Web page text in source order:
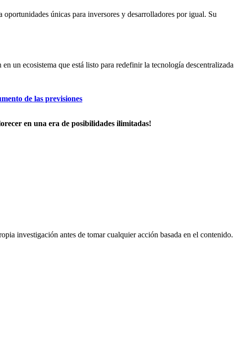
oportunidades únicas para inversores y desarrolladores por igual. Su
un ecosistema que está listo para redefinir la tecnología descentralizada
de las previsiones
en una era de posibilidades ilimitadas!
investigación antes de tomar cualquier acción basada en el contenido.